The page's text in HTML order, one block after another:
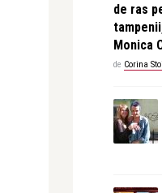
de ras
Monica
de Corina